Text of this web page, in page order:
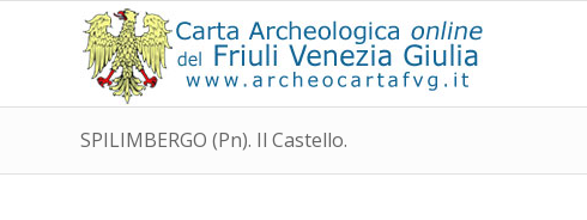
SPILIMBERGO (Pn). Il Castello.